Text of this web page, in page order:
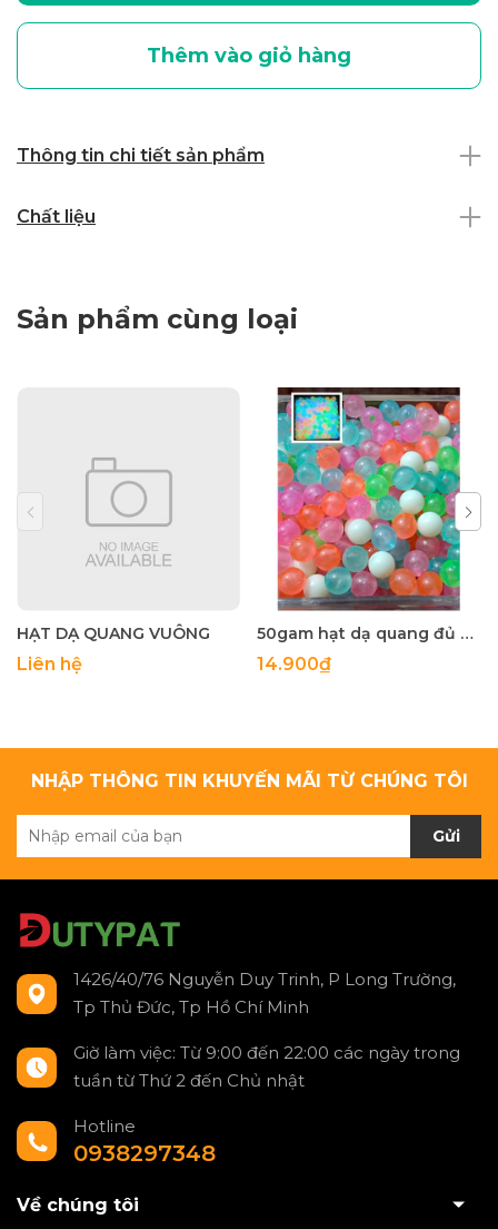
Thêm vào giỏ hàng
Thông tin chi tiết sản phẩm
Chất liệu
Sản phẩm cùng loại
HẠT DẠ QUANG VUÔNG
Liên hệ
50gam hạt dạ quang đủ màu 6mm, 8mm, 10mm, 12mm, hạt nhựa tròn
14.900₫
NHẬP THÔNG TIN KHUYẾN MÃI TỪ CHÚNG TÔI
Gửi
1426/40/76 Nguyễn Duy Trinh, P Long Trường,
Tp Thủ Đức, Tp Hồ Chí Minh
Giờ làm việc: Từ 9:00 đến 22:00 các ngày trong
tuần từ Thứ 2 đến Chủ nhật
Hotline
0938297348
Về chúng tôi